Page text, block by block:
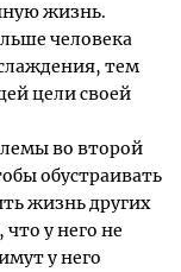
жизнь.
человека
тем
цели своей
во второй
обустраивать
жизнь других
у него не
у него